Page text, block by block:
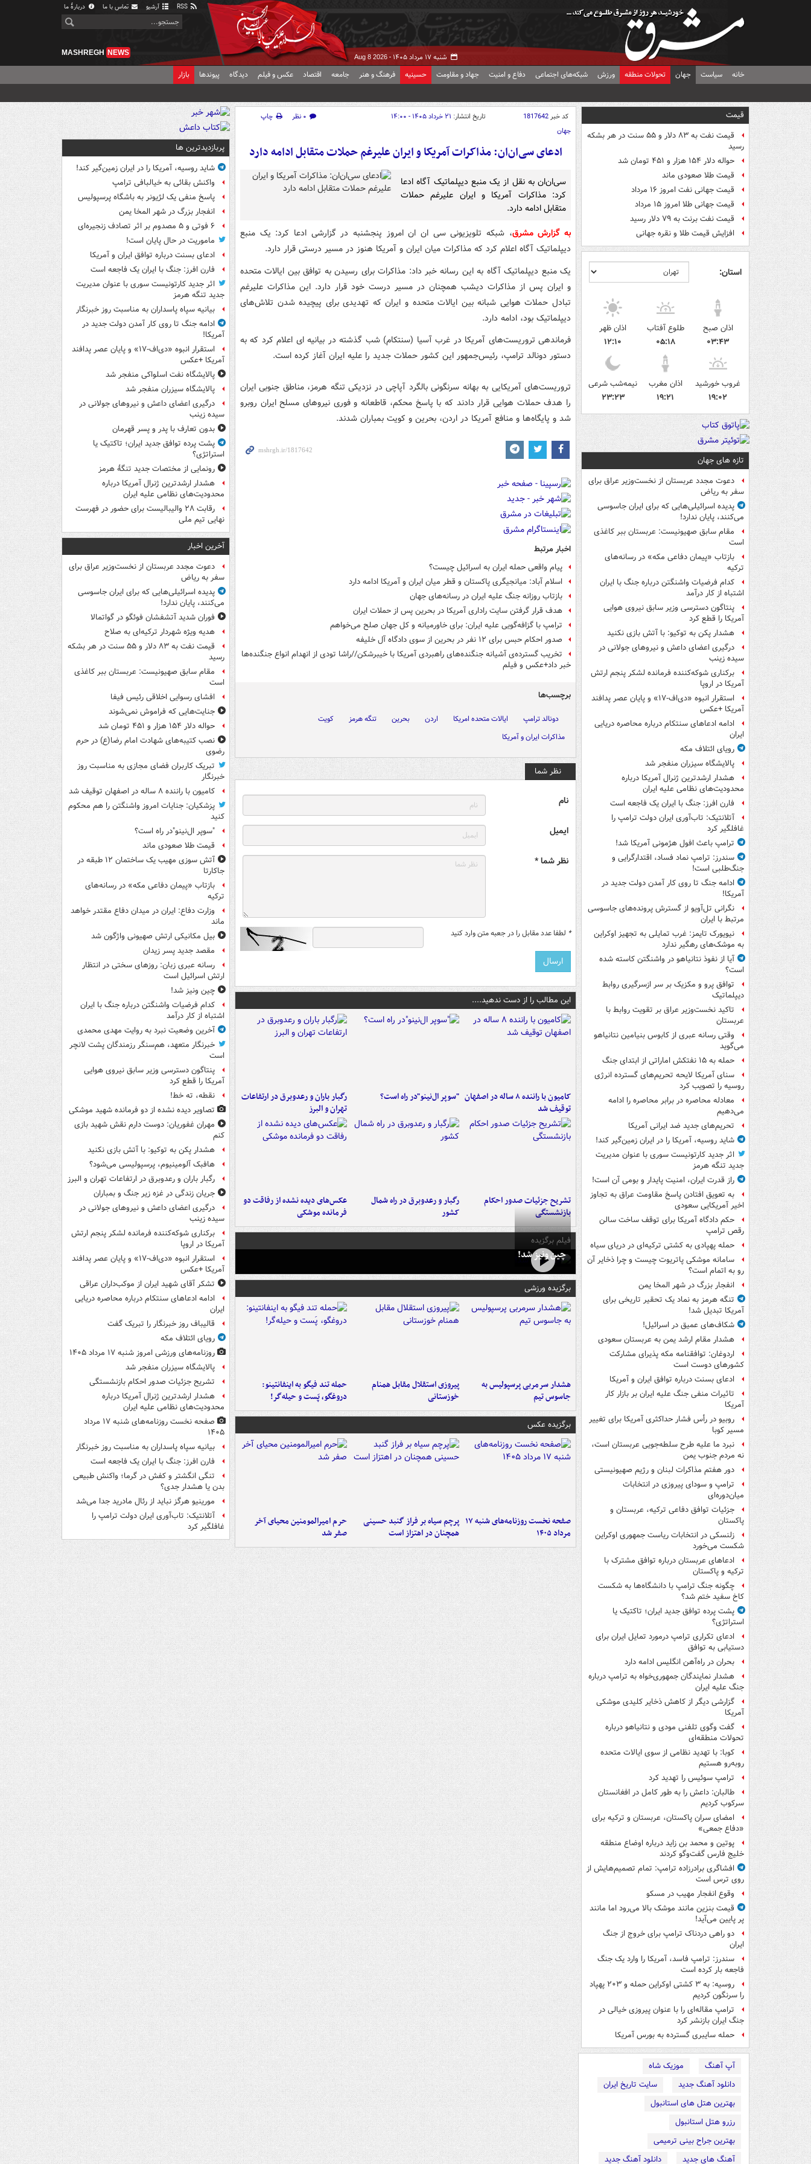
آرشیو تماس با ما دربارهٔ ما
شنبه ۱۷ مرداد ۱۴۰۵ - Aug 8 2026
MASHREGH NEWS
خانه سیاست جهان تحولات منطقه ورزش شبکه‌های اجتماعی دفاع و امنیت جهاد و مقاومت حسینیه فرهنگ و هنر جامعه اقتصاد عکس و فیلم دیدگاه پیوندها بازار
قیمت
قیمت نفت به ۸۳ دلار و ۵۵ سنت در هر بشکه
رسید
حواله دلار ۱۵۴ هزار و ۴۵۱ تومان شد
قیمت طلا صعودی ماند
قیمت جهانی نفت امروز ۱۶ مرداد
قیمت جهانی طلا امروز ۱۵ مرداد
قیمت نفت برنت به ۷۹ دلار رسید
افزایش قیمت طلا و نقره جهانی
استان:
اذان صبح
۰۳:۴۳
طلوع آفتاب
۰۵:۱۸
اذان ظهر
۱۲:۱۰
غروب خورشید
۱۹:۰۲
اذان مغرب
۱۹:۲۱
نیمه‌شب شرعی
۲۳:۲۳
تازه های جهان
دعوت مجدد عربستان از نخست‌وزیر عراق برای
سفر به ریاض
پدیده اسرائیلی‌هایی که برای ایران جاسوسی
می‌کنند، پایان ندارد!
مقام سابق صهیونیست: عربستان ببر کاغذی
است
بازتاب «پیمان دفاعی مکه» در رسانه‌های
ترکیه
کدام فرضیات واشنگتن درباره جنگ با ایران
اشتباه از کار درآمد
پنتاگون دسترسی وزیر سابق نیروی هوایی
آمریکا را قطع کرد
هشدار پکن به توکیو: با آتش بازی نکنید
درگیری اعضای داعش و نیروهای جولانی در
سیده زینب
برکناری شوکه‌کننده فرمانده لشکر پنجم ارتش
آمریکا در اروپا
استقرار انبوه «دی‌اف‑۱۷» و پایان عصر پدافند
آمریکا +عکس
ادامه ادعاهای سنتکام درباره محاصره دریایی
ایران
رویای ائتلاف مکه
پالایشگاه سیزران منفجر شد
هشدار ارشدترین ژنرال آمریکا درباره
محدودیت‌های نظامی علیه ایران
فارن افرز: جنگ با ایران یک فاجعه است
آتلانتیک: تاب‌آوری ایران دولت ترامپ را
غافلگیر کرد
ترامپ باعث افول هژمونی آمریکا شد!
سندرز: ترامپ نماد فساد، اقتدارگرایی و
جنگ‌طلبی است!
ادامه جنگ تا روی کار آمدن دولت جدید در
آمریکا!
نگرانی تل‌آویو از گسترش پرونده‌های جاسوسی
مرتبط با ایران
نیویورک تایمز: غرب تمایلی به تجهیز اوکراین
به موشک‌های رهگیر ندارد
آیا از نفوذ نتانیاهو در واشنگتن کاسته شده
است؟
توافق پرو و مکزیک بر سر ازسرگیری روابط
دیپلماتیک
تاکید نخست‌وزیر عراق بر تقویت روابط با
عربستان
وقتی رسانه عبری از کابوس بنیامین نتانیاهو
می‌گوید
حمله به ۱۵ نفتکش‌ اماراتی از ابتدای جنگ
سنای آمریکا لایحه تحریم‌های گسترده انرژی
روسیه را تصویب کرد
معادله محاصره در برابر محاصره را ادامه
می‌دهیم
تحریم‌های جدید ضد ایرانی آمریکا
شاید روسیه، آمریکا را در ایران زمین‌گیر کند!
اثر جدید کارتونیست سوری با عنوان مدیریت
جدید تنگه هرمز
راز قدرت ایران، امنیت پایدار و بومی آن است!
به تعویق افتادن پاسخ مقاومت عراق به تجاوز
اخیر آمریکایی سعودی
حکم دادگاه آمریکا برای توقف ساخت سالن
رقص ترامپ
حمله پهپادی به کشتی ترکیه‌ای در دریای سیاه
سامانه موشکی پاتریوت چیست و چرا ذخایر آن
رو به اتمام است؟
انفجار بزرگ در شهر المخا یمن
تنگه هرمز به نماد یک تحقیر تاریخی برای
آمریکا تبدیل شد!
شکاف‌های عمیق در اسرائیل!
هشدار مقام ارشد یمن به عربستان سعودی
اردوغان: توافقنامه مکه پذیرای مشارکت
کشورهای دوست است
ادعای بسنت درباره توافق ایران و آمریکا
تاثیرات منفی جنگ علیه ایران بر بازار کار
آمریکا
روبیو در رأس فشار حداکثری آمریکا برای تغییر
مسیر کوبا
نبرد ما علیه طرح سلطه‌جویی عربستان است،
نه مردم جنوب یمن
دور هفتم مذاکرات لبنان و رژیم صهیونیستی
ترامپ و سودای پیروزی در انتخابات
میان‌دوره‌ای
جزئیات توافق دفاعی ترکیه، عربستان و
پاکستان
زلنسکی در انتخابات ریاست جمهوری اوکراین
شکست می‌خورد
ادعاهای عربستان درباره توافق مشترک با
ترکیه و پاکستان
چگونه جنگ ترامپ با دانشگاه‌ها به شکست
کاخ سفید ختم شد؟
پشت پرده توافق جدید ایران؛ تاکتیک یا
استراتژی؟
ادعای تکراری ترامپ درمورد تمایل ایران برای
دستیابی به توافق
بحران در راه‌آهن انگلیس ادامه دارد
هشدار نمایندگان جمهوری‌خواه به ترامپ درباره
جنگ علیه ایران
گزارشی دیگر از کاهش ذخایر کلیدی موشکی
آمریکا
گفت وگوی تلفنی مودی و نتانیاهو درباره
تحولات منطقه‌ای
کوبا: با تهدید نظامی از سوی ایالات متحده
روبه‌رو هستیم
ترامپ سوئیس را تهدید کرد
طالبان: داعش را به طور کامل در افغانستان
سرکوب کردیم
امضای سران پاکستان، عربستان و ترکیه برای
«دفاع جمعی»
پوتین و محمد بن زاید درباره اوضاع منطقه
خلیج فارس گفت‌وگو کردند
افشاگری برادرزاده ترامپ: تمام تصمیم‌هایش از
روی ترس است
وقوع انفجار مهیب در مسکو
قیمت بنزین مانند موشک بالا می‌رود اما مانند
پر پایین می‌آید!
دو راهی دردناک ترامپ برای خروج از جنگ
ایران
سندرز: ترامپ فاسد، آمریکا را وارد یک جنگ
فاجعه بار کرده است
روسیه: به ۳ کشتی اوکراین حمله و ۲۰۳ پهپاد
را سرنگون کردیم
ترامپ مقاله‌ای را با عنوان پیروزی خیالی در
جنگ ایران بازنشر کرد
حمله سایبری گسترده به بورس آمریکا
آپ آهنگ
موزیک شاه
دانلود آهنگ جدید
سایت تاریخ ایران
بهترین هتل های استانبول
رزرو هتل استانبول
بهترین جراح بینی ترمیمی
آهنگ های جدید
دانلود آهنگ جدید
کد خبر1817642 تاریخ انتشار: ۲۱ خرداد ۱۴۰۵ - ۱۴:۰۰ ۰ نظر
چاپ
جهان
ادعای سی‌ان‌ان: مذاکرات آمریکا و ایران علیرغم حملات متقابل ادامه دارد
سی‌ان‌ان به نقل از یک منبع دیپلماتیک آگاه ادعا
کرد: مذاکرات آمریکا و ایران علیرغم حملات
متقابل ادامه دارد.
به گزارش مشرق، شبکه تلویزیونی سی ان ان امروز پنجشنبه در گزارشی ادعا کرد: یک منبع
دیپلماتیک آگاه اعلام کرد که مذاکرات میان ایران و آمریکا هنوز در مسیر درستی قرار دارد.
یک منبع دیپلماتیک آگاه به این رسانه خبر داد: مذاکرات برای رسیدن به توافق بین ایالات متحده
و ایران پس از مذاکرات دیشب همچنان در مسیر درست خود قرار دارد. این مذاکرات علیرغم
تبادل حملات هوایی شبانه بین ایالات متحده و ایران که تهدیدی برای پیچیده شدن تلاش‌های
دیپلماتیک بود، ادامه دارد.
فرماندهی تروریست‌های آمریکا در غرب آسیا (سنتکام) شب گذشته در بیانیه ای اعلام کرد که به
دستور دونالد ترامپ، رئیس‌جمهور این کشور حملات جدید را علیه ایران آغاز کرده است.
تروریست‌های آمریکایی به بهانه سرنگونی بالگرد آپاچی در نزدیکی تنگه هرمز، مناطق جنوبی ایران
را هدف حملات هوایی قرار دادند که با پاسخ محکم، قاطعانه و فوری نیروهای مسلح ایران روبرو
شد و پایگاه‌ها و منافع آمریکا در اردن، بحرین و کویت بمباران شدند.
اخبار مرتبط
پیام واقعی حمله ایران به اسرائیل چیست؟
اسلام آباد: میانجیگری پاکستان و قطر میان ایران و آمریکا ادامه دارد
بازتاب روزانه جنگ علیه ایران در رسانه‌های جهان
هدف قرار گرفتن سایت راداری آمریکا در بحرین پس از حملات ایران
ترامپ با گزافه‌گویی علیه ایران: برای خاورمیانه و کل جهان صلح می‌خواهم
صدور احکام حبس برای ۱۲ نفر در بحرین از سوی دادگاه آل خلیفه
تخریب گسترده‌ی آشیانه جنگنده‌های راهبردی آمریکا با خیبرشکن//راشا تودی از انهدام انواع جنگنده‌ها
خبر داد+عکس و فیلم
برچسب‌ها
دونالد ترامپ ایالات متحده امریکا اردن بحرین تنگه هرمز
کویت
مذاکرات ایران و آمریکا
نظر شما
نام
ایمیل
نظر شما *
* لطفا عدد مقابل را در جعبه متن وارد کنید
این مطالب را از دست ندهید....
کامیون با راننده ۸ ساله در اصفهان
توقیف شد
"سوپر ال‌نینو"در راه است؟
رگبار باران و رعدوبرق در ارتفاعات
تهران و البرز
تشریح جزئیات صدور احکام
بازنشستگی
رگبار و رعدوبرق در راه شمال
کشور
عکس‌های دیده نشده از رفاقت دو
فرمانده‌ موشکی
فیلم برگزیده
چین ونیز شد!
برگزیده ورزشی
هشدار سرمربی پرسپولیس به
جاسوس تیم
پیروزی استقلال مقابل همنام
خوزستانی
حمله تند فیگو به اینفانتینو:
دروغگو، پَست‌ و حیله‌گر!
برگزیده عکس
صفحه نخست روزنامه‌های شنبه ۱۷
مرداد ۱۴۰۵
پرچم سیاه بر فراز گنبد حسینی
همچنان در اهتزاز است
حرم امیرالمومنین محیای آخر
صفر شد
پربازدیدترین ها
شاید روسیه، آمریکا را در ایران زمین‌گیر کند!
واکنش بقائی به خیالبافی ترامپ
پاسخ منفی یک لژیونر به باشگاه پرسپولیس
انفجار بزرگ در شهر المخا یمن
۶ فوتی و ۵ مصدوم بر اثر تصادف زنجیره‌ای
ماموریت در حال پایان است!
ادعای بسنت درباره توافق ایران و آمریکا
فارن افرز: جنگ با ایران یک فاجعه است
اثر جدید کارتونیست سوری با عنوان مدیریت
جدید تنگه هرمز
بیانیه سپاه پاسداران به مناسبت روز خبرنگار
ادامه جنگ تا روی کار آمدن دولت جدید در
آمریکا!
استقرار انبوه «دی‌اف‑۱۷» و پایان عصر پدافند
آمریکا +عکس
پالایشگاه نفت اسلواکی منفجر شد
پالایشگاه سیزران منفجر شد
درگیری اعضای داعش و نیروهای جولانی در
سیده زینب
بدون تعارف با پدر و پسر قهرمان
پشت پرده توافق جدید ایران؛ تاکتیک یا
استراتژی؟
رونمایی از مختصات جدید تنگۀ هرمز
هشدار ارشدترین ژنرال آمریکا درباره
محدودیت‌های نظامی علیه ایران
رقابت ۲۸ والیبالیست برای حضور در فهرست
نهایی تیم ملی
آخرین اخبار
دعوت مجدد عربستان از نخست‌وزیر عراق برای
سفر به ریاض
پدیده اسرائیلی‌هایی که برای ایران جاسوسی
می‌کنند، پایان ندارد!
فوران شدید آتشفشان فوئگو در گواتمالا
هدیه ویژه شهردار ترکیه‌ای به صلاح
قیمت نفت به ۸۳ دلار و ۵۵ سنت در هر بشکه
رسید
مقام سابق صهیونیست: عربستان ببر کاغذی
است
افشای رسوایی اخلاقی رئیس فیفا
جنایت‌هایی که فراموش نمی‌شوند
حواله دلار ۱۵۴ هزار و ۴۵۱ تومان شد
نصب کتیبه‌های شهادت امام رضا(ع) در حرم
رضوی
تبریک کاربران فضای مجازی به مناسبت روز
خبرنگار
کامیون با راننده ۸ ساله در اصفهان توقیف شد
پزشکیان: جنایات امروز واشنگتن را هم محکوم
کنید
"سوپر ال‌نینو"در راه است؟
قیمت طلا صعودی ماند
آتش سوزی مهیب یک ساختمان ۱۲ طبقه در
جاکارتا
بازتاب «پیمان دفاعی مکه» در رسانه‌های
ترکیه
وزارت دفاع: ایران در میدان دفاع مقتدر خواهد
ماند
بیل مکانیکی ارتش صهیونی واژگون شد
مقصد جدید پسر زیدان
رسانه عبری زبان: روزهای سختی در انتظار
ارتش اسرائیل است
چین ونیز شد!
کدام فرضیات واشنگتن درباره جنگ با ایران
اشتباه از کار درآمد
آخرین وضعیت نبرد به روایت مهدی محمدی
خبرنگار متعهد، هم‌سنگر رزمندگان پشت لانچر
است
پنتاگون دسترسی وزیر سابق نیروی هوایی
آمریکا را قطع کرد
نقطه، ته خط!
تصاویر دیده‌ نشده از دو فرمانده شهید موشکی
مهران غفوریان: دوست دارم نقش شهید بازی
کنم
هشدار پکن به توکیو: با آتش بازی نکنید
هافبک آلومینیوم، پرسپولیسی می‌شود؟
رگبار باران و رعدوبرق در ارتفاعات تهران و البرز
جریان زندگی در غزه زیر جنگ و بمباران
درگیری اعضای داعش و نیروهای جولانی در
سیده زینب
برکناری شوکه‌کننده فرمانده لشکر پنجم ارتش
آمریکا در اروپا
استقرار انبوه «دی‌اف‑۱۷» و پایان عصر پدافند
آمریکا +عکس
تشکر آقای شهید ایران از موکب‌داران عراقی
ادامه ادعاهای سنتکام درباره محاصره دریایی
ایران
قالیباف روز خبرنگار را تبریک گفت
رویای ائتلاف مکه
روزنامه‌های ورزشی امروز ‌شنبه ۱۷ مرداد ۱۴۰۵
پالایشگاه سیزران منفجر شد
تشریح جزئیات صدور احکام بازنشستگی
هشدار ارشدترین ژنرال آمریکا درباره
محدودیت‌های نظامی علیه ایران
صفحه نخست روزنامه‌های شنبه ۱۷ مرداد
۱۴۰۵
بیانیه سپاه پاسداران به مناسبت روز خبرنگار
فارن افرز: جنگ با ایران یک فاجعه است
تنگی انگشتر و کفش در گرما؛ واکنش طبیعی
بدن یا هشدار جدی؟
مورینیو هرگز نباید از رئال مادرید جدا می‌شد
آتلانتیک: تاب‌آوری ایران دولت ترامپ را
غافلگیر کرد